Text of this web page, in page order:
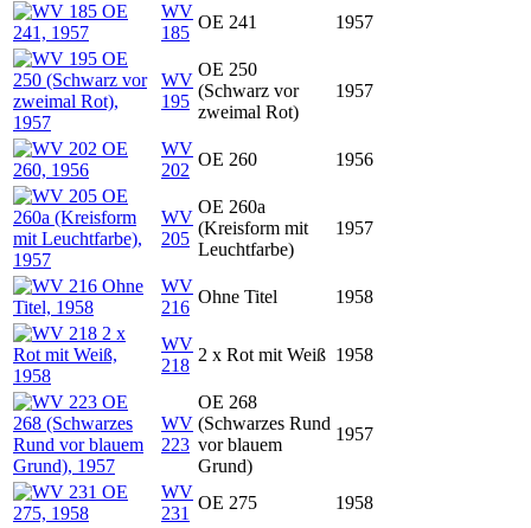
WV
185
OE 241 1957
WV
195
OE 250
(Schwarz vor
zweimal Rot)
1957
WV
202
OE 260 1956
WV
205
OE 260a
(Kreisform mit
Leuchtfarbe)
1957
WV
216
Ohne Titel 1958
WV
218
2 x Rot mit Weiß 1958
WV
223
OE 268
(Schwarzes Rund
vor blauem
Grund)
1957
WV
231
OE 275 1958